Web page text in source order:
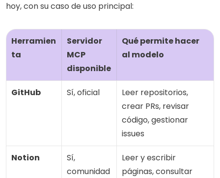
hoy, con su caso de uso principal:
Herramien
ta
Servidor
MCP
disponible
Qué permite hacer
al modelo
GitHub Sí, oficial
Leer repositorios,
crear PRs, revisar
código, gestionar
issues
Notion
Sí,
comunidad
Leer y escribir
páginas, consultar